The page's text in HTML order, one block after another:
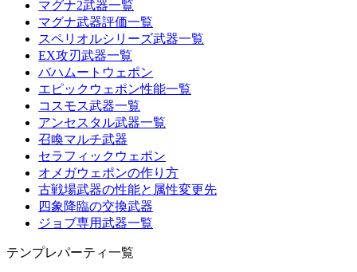
マグナ2武器一覧
マグナ武器評価一覧
スペリオルシリーズ武器一覧
EX攻刃武器一覧
バハムートウェポン
エピックウェポン性能一覧
コスモス武器一覧
アンセスタル武器一覧
召喚マルチ武器
セラフィックウェポン
オメガウェポンの作り方
古戦場武器の性能と属性変更先
四象降臨の交換武器
ジョブ専用武器一覧
テンプレパーティ一覧